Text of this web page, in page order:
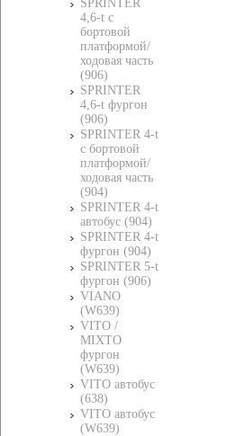
SPRINTER
4,6-t c
бортовой
платформой/
ходовая часть
(906)
SPRINTER
4,6-t фургон
(906)
SPRINTER 4-t
c бортовой
платформой/
ходовая часть
(904)
SPRINTER 4-t
автобус (904)
SPRINTER 4-t
фургон (904)
SPRINTER 5-t
фургон (906)
VIANO
(W639)
VITO /
MIXTO
фургон
(W639)
VITO автобус
(638)
VITO автобус
(W639)